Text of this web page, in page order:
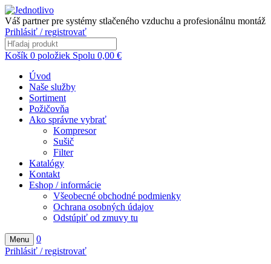
Váš partner pre systémy stlačeného vzduchu a profesionálnu montáž
Prihlásiť / registrovať
Košík 0 položiek Spolu 0,00 €
Úvod
Naše služby
Sortiment
Požičovňa
Ako správne vybrať
Kompresor
Sušič
Filter
Katalógy
Kontakt
Eshop / informácie
Všeobecné obchodné podmienky
Ochrana osobných údajov
Odstúpiť od zmuvy tu
Menu
0
Prihlásiť / registrovať